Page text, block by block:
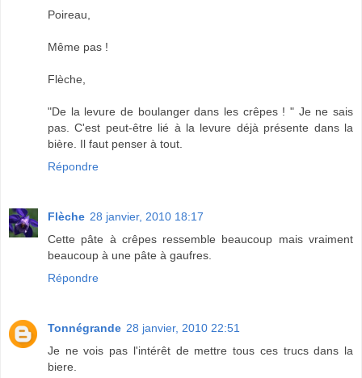
Poireau,
Même pas !
Flèche,
"De la levure de boulanger dans les crêpes ! " Je ne sais
pas. C'est peut-être lié à la levure déjà présente dans la
bière. Il faut penser à tout.
Répondre
Flèche 28 janvier, 2010 18:17
Cette pâte à crêpes ressemble beaucoup mais vraiment
beaucoup à une pâte à gaufres.
Répondre
Tonnégrande 28 janvier, 2010 22:51
Je ne vois pas l'intérêt de mettre tous ces trucs dans la
biere.